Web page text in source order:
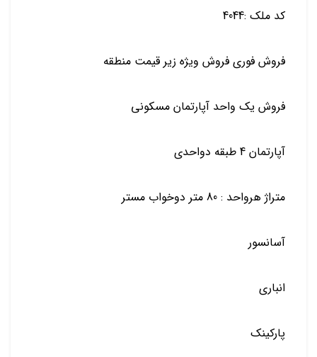
کد ملک :4044
فروش فوری فروش ویژه زیر قیمت منطقه
فروش یک واحد آپارتمان مسکونی
آپارتمان 4 طبقه دواحدی
متراژ هرواحد : 80 متر دوخواب مستر
آسانسور
انباری
پارکینک